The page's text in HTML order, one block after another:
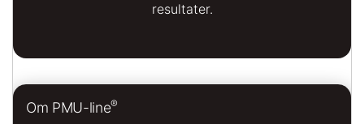
resultater.
Om PMU-line®